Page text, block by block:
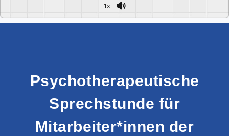
1x
Psychotherapeutische
Sprechstunde für
Mitarbeiter*innen der